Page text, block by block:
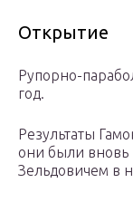
Открытие
Рупорно-
год.
Результаты
они были вновь
Зельдовичем в